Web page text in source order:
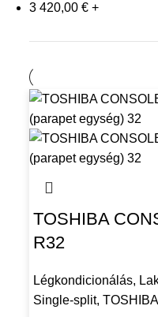
3 420,00 €+
TOSHIBA
R32
Légkondicionálás,
Single-split, TOSHIBA